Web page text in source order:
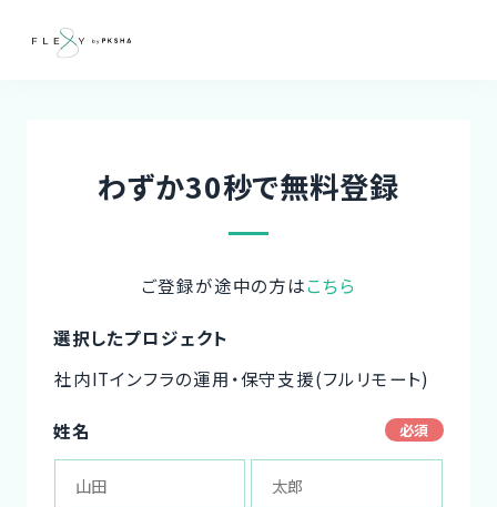
わずか30秒で無料登録
ご登録が途中の方はこちら
選択したプロジェクト
社内ITインフラの運用・保守支援(フルリモート)
姓名